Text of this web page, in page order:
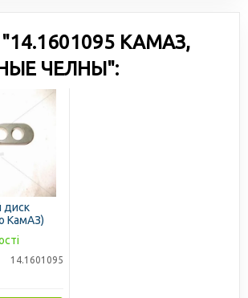
КАМАЗ,
ЧЕЛНЫ":
диск
КамАЗ)
14.1601095